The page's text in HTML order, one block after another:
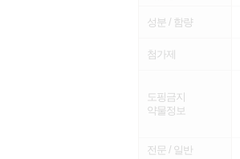
성분 / 함량
첨가제
도핑금지
약물정보
전문 / 일반